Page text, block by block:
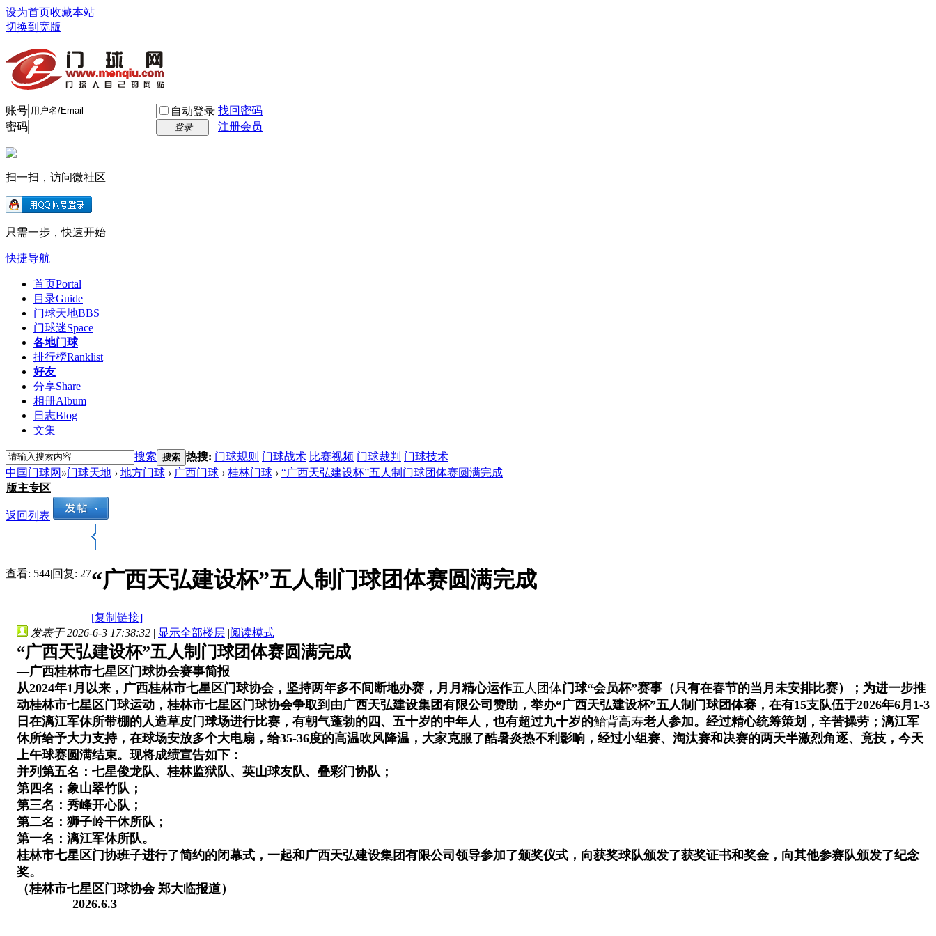
设为首页收藏本站
切换到宽版
账号 自动登录 找回密码
密码
登录 注册会员
扫一扫，访问微社区
只需一步，快速开始
快捷导航
首页Portal
目录Guide
门球天地BBS
门球迷Space
各地门球
排行榜Ranklist
好友
分享Share
相册Album
日志Blog
文集
搜索 搜索 热搜: 门球规则 门球战术 比赛视频 门球裁判 门球技术
中国门球网 »门球天地 › 地方门球 › 广西门球 › 桂林门球 › “广西天弘建设杯”五人制门球团体赛圆满完成
版主专区
返回列表
查看: 544|回复: 27“广西天弘建设杯”五人制门球团体赛圆满完成
[复制链接]
发表于 2026-6-3 17:38:32 | 显示全部楼层 |阅读模式
“广西天弘建设杯”五人制门球团体赛圆满完成
—广西桂林市七星区门球协会赛事简报
从2024年1月以来，广西桂林市七星区门球协会，坚持两年多不间断地办赛，月月精心运作五人团体门球“会员杯”赛事（只有在春节的当月未安排比赛）；为进一步推
动桂林市七星区门球运动，桂林市七星区门球协会争取到由广西天弘建设集团有限公司赞助，举办“广西天弘建设杯”五人制门球团体赛， 在有15支队伍于2026年6月1-3
日在漓江军休所带棚的人造草皮门球场进行比赛，有朝气蓬勃的四、五十岁的中年人，也有超过九十岁的鲐背高寿老人参加。 经过精心统筹策划，辛苦操劳；漓江军
休所给予大力支持，在球场安放多个大电扇，给35-36度的高温吹风降温，大家克服了酷暑炎热不利影响，经过小组赛、淘汰赛和决赛的两天半激烈角逐、竟技，今天
上午球赛圆满结束。现将成绩宣告如下：
并列第五名：七星俊龙队、桂林监狱队、英山球友队、叠彩门协队；
第四名：象山翠竹队；
第三名：秀峰开心队；
第二名：狮子岭干休所队；
第一名：漓江军休所队。
桂林市七星区门协班子进行了简约的闭幕式，一起和广西天弘建设集团有限公司领导参加了颁奖仪式，向获奖球队颁发了获奖证书和奖金，向其他参赛队颁发了纪念
奖。
（桂林市七星区门球协会 郑大临报道）
2026.6.3